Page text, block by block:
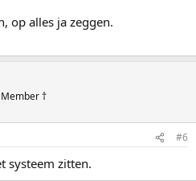
op alles ja zeggen.
†
#6
systeem zitten.